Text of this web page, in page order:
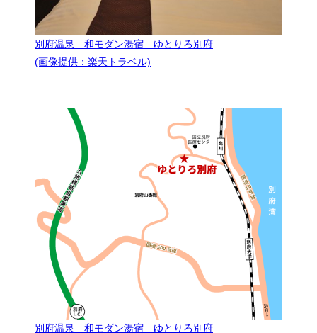
別府温泉 和モダン湯宿 ゆとりろ別府
(画像提供：楽天トラベル)
別府温泉 和モダン湯宿 ゆとりろ別府